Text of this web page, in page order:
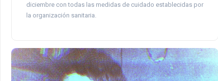
diciembre con todas las medidas de cuidado establecidas por
la organización sanitaria.